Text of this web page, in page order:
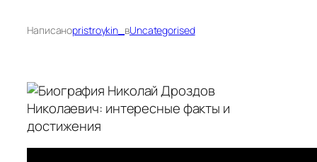
Написаноpristroykin_ вUncategorised